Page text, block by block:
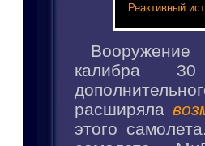
Реактивный
калибра
расширяла
этого